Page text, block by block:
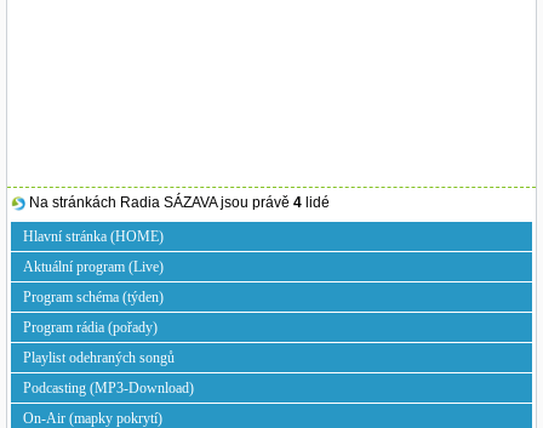
Na stránkách Radia SÁZAVA jsou právě 4 lidé
Hlavní stránka (HOME)
Aktuální program (Live)
Program schéma (týden)
Program rádia (pořady)
Playlist odehraných songů
Podcasting (MP3-Download)
On-Air (mapky pokrytí)